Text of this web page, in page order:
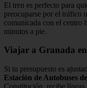
El tren es perfecto para
preocuparse por el tráfico
comunicada con el centro
minutos a pie.
Viajar a Granada
Si tu presupuesto es
Estación de Autobuses
Constitución, recibe líneas